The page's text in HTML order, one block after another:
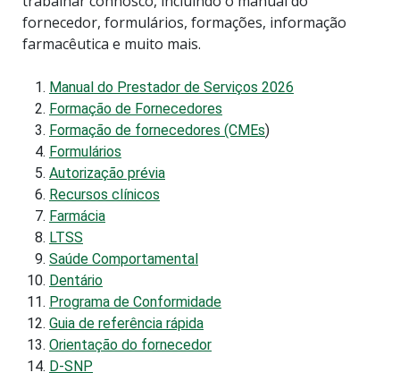
fornecedor, formulários, formações, informação
farmacêutica e muito mais.
Manual do Prestador de Serviços 2026
Formação de Fornecedores
Formação de fornecedores (CMEs)
Formulários
Autorização prévia
Recursos clínicos
Farmácia
LTSS
Saúde Comportamental
Dentário
Programa de Conformidade
Guia de referência rápida
Orientação do fornecedor
D-SNP